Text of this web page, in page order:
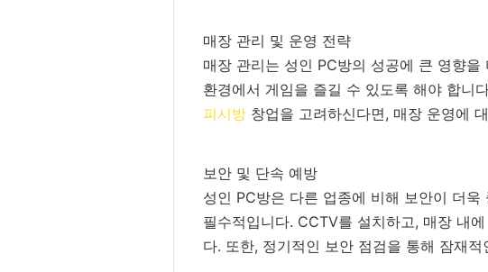
매장 관리 및 운영 전략
매장 관리는 성인 PC방의 성공에 큰 영향
환경에서 게임을 즐길 수 있도록 해야 합니
피시방 창업을 고려하신다면, 매장 운영에
보안 및 단속 예방
성인 PC방은 다른 업종에 비해 보안이 더
필수적입니다. CCTV를 설치하고, 매장 내
다. 또한, 정기적인 보안 점검을 통해 잠재